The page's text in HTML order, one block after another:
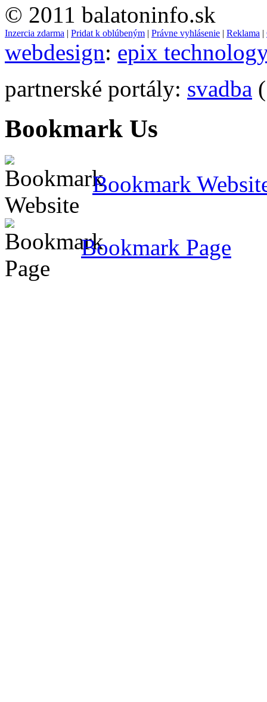
© 2011 balatoninfo.sk
Inzercia zdarma | Pridat k oblúbeným | Právne vyhlásenie | Reklama |
webdesign: epix
partnerské portály: svadba
Bookmark Us
Bookmark
Bookmark Page